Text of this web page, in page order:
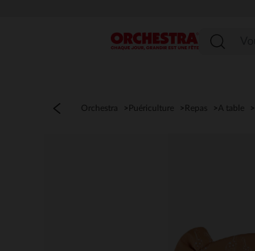
Menu
Orchestra Puériculture Repas A table